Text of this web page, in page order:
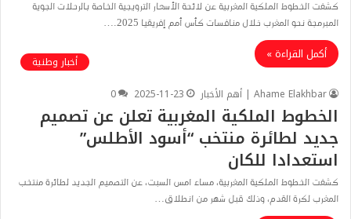
كشفت الخطوط الملكية المغربية عن لائحة الأسعار الترويجية الخاصة بالرحلات الجوية
المبرمجة نحو المغرب خلال منافسات كأس أمم إفريقيا 2025.…
أكمل القراءة »
أخبار وطنية
Ahame Elakhbar | أهم الأخبار
2025-11-23
0
الخطوط الملكية المغربية تعلن عن تصميم
جديد لطائرة منتخب “أسود الأطلس”
استعدادا للكان
كشفت الخطوط الملكية المغربية، مساء امس السبت، عن التصميم الجديد لطائرة منتخب
المغرب لكرة القدم، وذلك قبل شهر من انطلاق…